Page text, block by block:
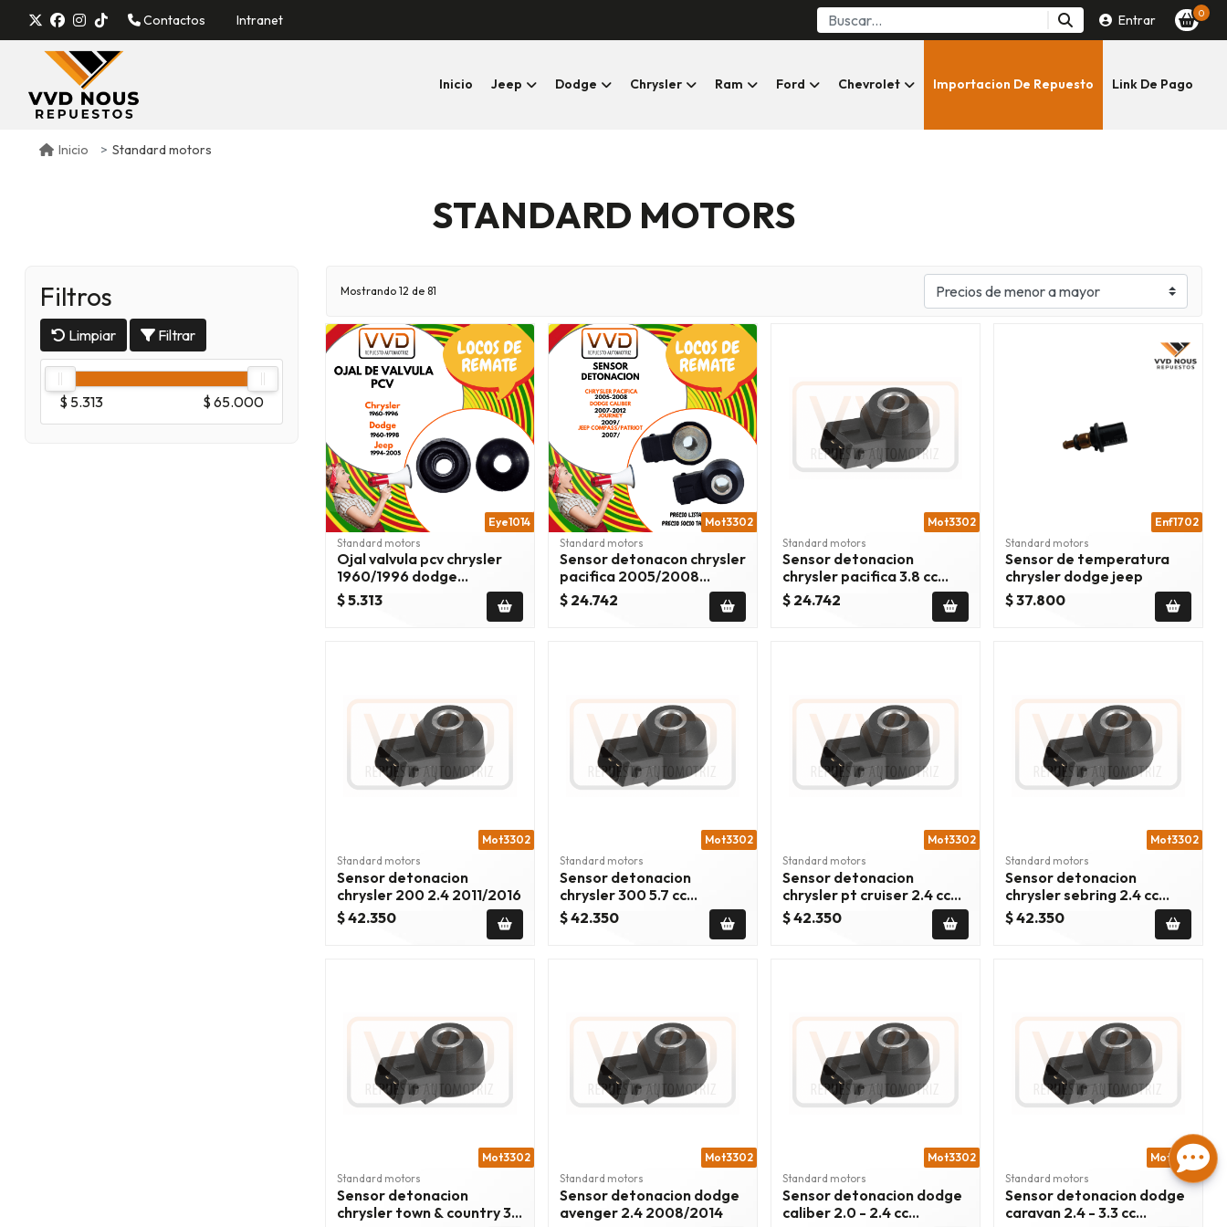
Contactos Intranet Entrar 0
Inicio Jeep Dodge Chrysler Ram Ford Chevrolet Importacion De Repuesto Link De Pago
Inicio Standard motors
STANDARD MOTORS
Filtros
Limpiar Filtrar
$ 5.313 $ 65.000
Mostrando 12 de 81
Eye1014
Standard motors
Ojal valvula pcv chrysler
1960/1996 dodge
1960/1998 jeep 1994/2005
$ 5.313
Mot3302
Standard motors
Sensor detonacon chrysler
pacifica 2005/2008
dodge caliber 2007/2012
journey 2009/2020 jeep
$ 24.742
Mot3302
Standard motors
Sensor detonacion
chrysler pacifica 3.8 cc
2005/2008
$ 24.742
Enf1702
Standard motors
Sensor de temperatura
chrysler dodge jeep
$ 37.800
Mot3302
Standard motors
Sensor detonacion
chrysler 200 2.4 2011/2016
$ 42.350
Mot3302
Standard motors
Sensor detonacion
chrysler 300 5.7 cc
2005/2023
$ 42.350
Mot3302
Standard motors
Sensor detonacion
chrysler pt cruiser 2.4 cc
2003/2010
$ 42.350
Mot3302
Standard motors
Sensor detonacion
chrysler sebring 2.4 cc
2003/2010
$ 42.350
Mot3302
Standard motors
Sensor detonacion
chrysler town & country 3.3
Mot3302
Standard motors
Sensor detonacion dodge
avenger 2.4 2008/2014
Mot3302
Standard motors
Sensor detonacion dodge
caliber 2.0 - 2.4 cc
Mot3302
Standard motors
Sensor detonacion dodge
caravan 2.4 - 3.3 cc